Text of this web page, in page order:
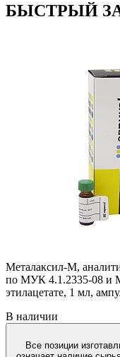
БЫСТРЫЙ
Металаксил-М,
по МУК 4.1.2335-08 и
этилацетате, 1 мл,
В наличии
Все позиции